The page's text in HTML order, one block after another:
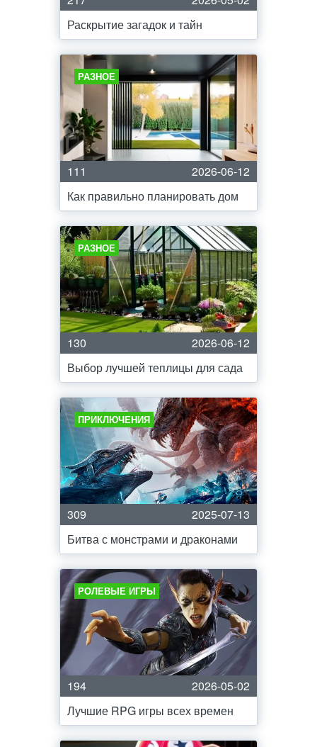
Раскрытие загадок и тайн
РАЗНОЕ
111
2026-06-12
Как правильно планировать дом
РАЗНОЕ
130
2026-06-12
Выбор лучшей теплицы для сада
ПРИКЛЮЧЕНИЯ
309
2025-07-13
Битва с монстрами и драконами
РОЛЕВЫЕ ИГРЫ
194
2026-05-02
Лучшие RPG игры всех времен